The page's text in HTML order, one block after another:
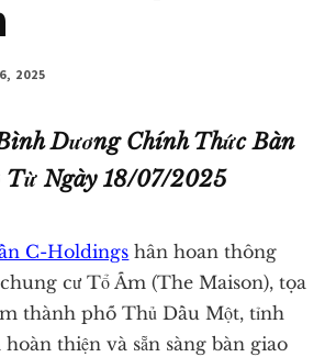
2025
Dương Chính Thức Bàn
Từ Ngày 18/07/2025
C-Holdings hân hoan thông
cư Tổ Ấm (The Maison), tọa
thành phố Thủ Dầu Một, tỉnh
hoàn thiện và sẵn sàng bàn giao